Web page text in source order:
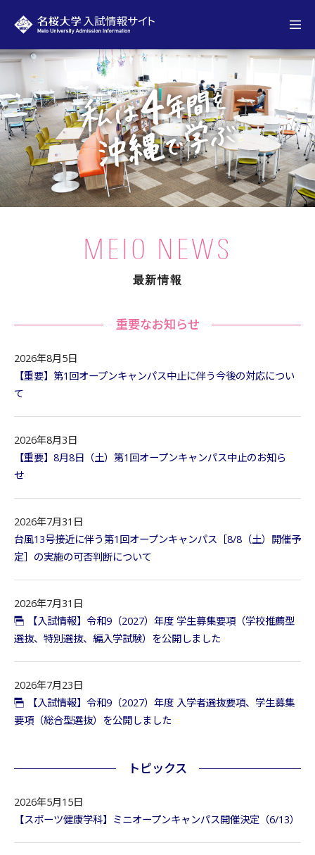
MEIO NEWS
最新情報
重要なお知らせ
2026年8月5日
【重要】第1回オープンキャンパス中止に伴う今後の対応につい
て
2026年8月3日
【重要】8月8日（土）第1回オープンキャンパス中止のお知ら
せ
2026年7月31日
台風13号接近に伴う第1回オープンキャンパス［8/8（土）開催予
定］の実施の可否判断について
2026年7月31日
【入試情報】令和9（2027）年度 学生募集要項（学校推薦型
選抜、特別選抜、編入学試験）を公開しました
2026年7月23日
【入試情報】令和9（2027）年度 入学者選抜要項、学生募集
要項（総合型選抜）を公開しました
トピックス
2026年5月15日
【スポーツ健康学科】ミニオープンキャンパス開催決定（6/13）